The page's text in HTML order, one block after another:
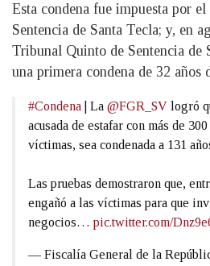
Esta condena fue impuesta por
Sentencia de Santa Tecla; y, en
Tribunal Quinto de Sentencia de
una primera condena de 32 años
#Condena | La @FGR_SV logró
acusada de estafar con más de
víctimas, sea condenada a 131
Las pruebas demostraron que,
engañó a las víctimas para que
negocios… pic.twitter.com/
— Fiscalía General de la